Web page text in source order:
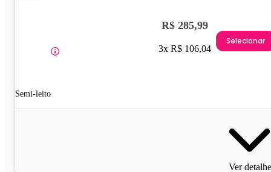
Semi-leito
R$ 285,99
3x R$ 106,04
Selecionar
Ver